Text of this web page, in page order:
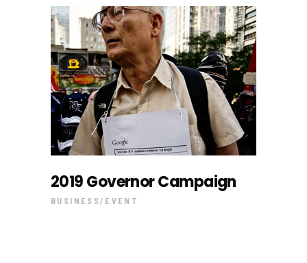
2019 Governor Campaign
BUSINESS EVENT